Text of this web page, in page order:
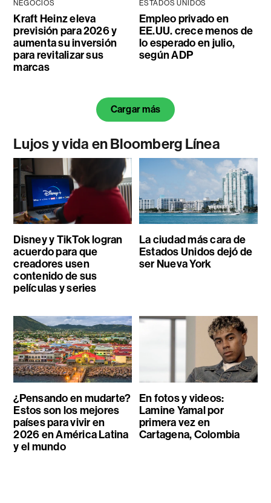
NEGOCIOS
Kraft Heinz eleva
previsión para 2026 y
aumenta su inversión
para revitalizar sus
marcas
ESTADOS UNIDOS
Empleo privado en
EE.UU. crece menos de
lo esperado en julio,
según ADP
Cargar más
Lujos y vida en Bloomberg Línea
Disney y TikTok logran
acuerdo para que
creadores usen
contenido de sus
películas y series
La ciudad más cara de
Estados Unidos dejó de
ser Nueva York
¿Pensando en mudarte?
Estos son los mejores
países para vivir en
2026 en América Latina
y el mundo
En fotos y videos:
Lamine Yamal por
primera vez en
Cartagena, Colombia